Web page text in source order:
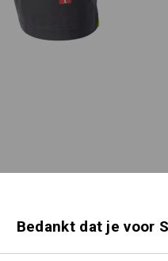
Bedankt dat je voor